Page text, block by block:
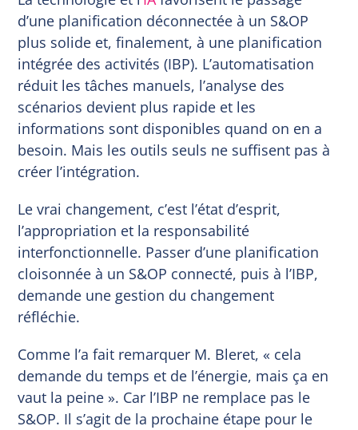
d’une planification déconnectée à un S&OP
plus solide et, finalement, à une planification
intégrée des activités (IBP). L’automatisation
réduit les tâches manuels, l’analyse des
scénarios devient plus rapide et les
informations sont disponibles quand on en a
besoin. Mais les outils seuls ne suffisent pas à
créer l’intégration.
Le vrai changement, c’est l’état d’esprit,
l’appropriation et la responsabilité
interfonctionnelle. Passer d’une planification
cloisonnée à un S&OP connecté, puis à l’IBP,
demande une gestion du changement
réfléchie.
Comme l’a fait remarquer M. Bleret, « cela
demande du temps et de l’énergie, mais ça en
vaut la peine ». Car l’IBP ne remplace pas le
S&OP. Il s’agit de la prochaine étape pour le